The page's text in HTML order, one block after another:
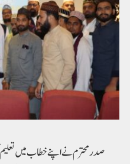
صدر محترم نے اپنے خطاب میں تعلیم